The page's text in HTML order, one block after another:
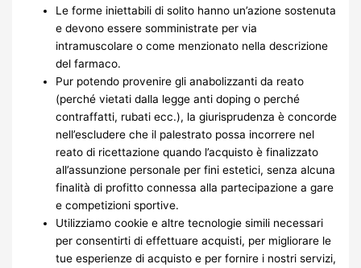
Le forme iniettabili di solito hanno un’azione sostenuta
e devono essere somministrate per via
intramuscolare o come menzionato nella descrizione
del farmaco.
Pur potendo provenire gli anabolizzanti da reato
(perché vietati dalla legge anti doping o perché
contraffatti, rubati ecc.), la giurisprudenza è concorde
nell’escludere che il palestrato possa incorrere nel
reato di ricettazione quando l’acquisto è finalizzato
all’assunzione personale per fini estetici, senza alcuna
finalità di profitto connessa alla partecipazione a gare
e competizioni sportive.
Utilizziamo cookie e altre tecnologie simili necessari
per consentirti di effettuare acquisti, per migliorare le
tue esperienze di acquisto e per fornire i nostri servizi,